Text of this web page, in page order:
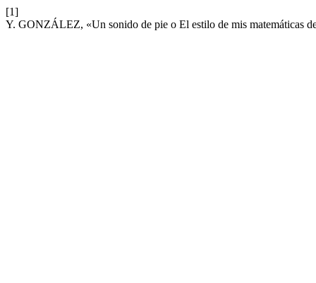
[1]
Y. GONZÁLEZ, «Un sonido de pie o El estilo de mis matemáticas